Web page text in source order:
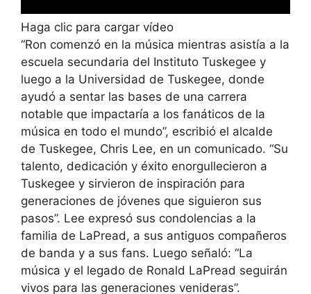
Haga clic para cargar vídeo
“Ron comenzó en la música mientras asistía a la
escuela secundaria del Instituto Tuskegee y
luego a la Universidad de Tuskegee, donde
ayudó a sentar las bases de una carrera
notable que impactaría a los fanáticos de la
música en todo el mundo”, escribió el alcalde
de Tuskegee, Chris Lee, en un comunicado. “Su
talento, dedicación y éxito enorgullecieron a
Tuskegee y sirvieron de inspiración para
generaciones de jóvenes que siguieron sus
pasos”. Lee expresó sus condolencias a la
familia de LaPread, a sus antiguos compañeros
de banda y a sus fans. Luego señaló: “La
música y el legado de Ronald LaPread seguirán
vivos para las generaciones venideras”.